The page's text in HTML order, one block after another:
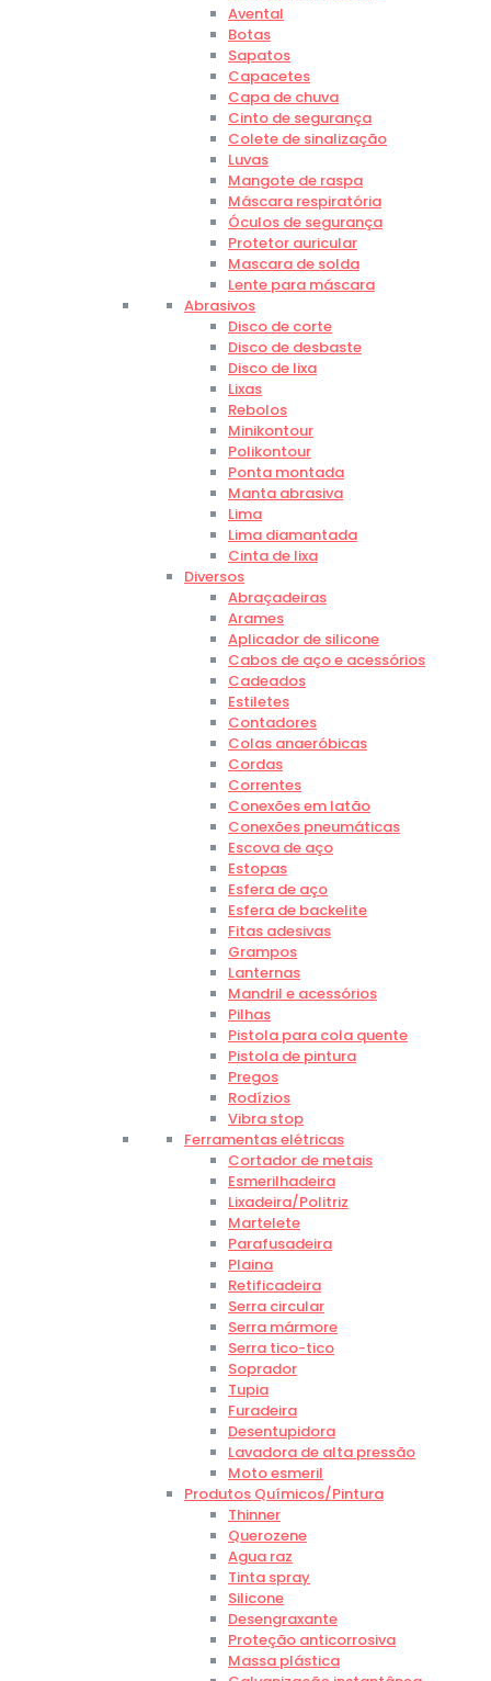
Avental
Botas
Sapatos
Capacetes
Capa de chuva
Cinto de segurança
Colete de sinalização
Luvas
Mangote de raspa
Máscara respiratória
Óculos de segurança
Protetor auricular
Mascara de solda
Lente para máscara
Abrasivos
Disco de corte
Disco de desbaste
Disco de lixa
Lixas
Rebolos
Minikontour
Polikontour
Ponta montada
Manta abrasiva
Lima
Lima diamantada
Cinta de lixa
Diversos
Abraçadeiras
Arames
Aplicador de silicone
Cabos de aço e acessórios
Cadeados
Estiletes
Contadores
Colas anaeróbicas
Cordas
Correntes
Conexões em latão
Conexões pneumáticas
Escova de aço
Estopas
Esfera de aço
Esfera de backelite
Fitas adesivas
Grampos
Lanternas
Mandril e acessórios
Pilhas
Pistola para cola quente
Pistola de pintura
Pregos
Rodízios
Vibra stop
Ferramentas elétricas
Cortador de metais
Esmerilhadeira
Lixadeira/Politriz
Martelete
Parafusadeira
Plaina
Retificadeira
Serra circular
Serra mármore
Serra tico-tico
Soprador
Tupia
Furadeira
Desentupidora
Lavadora de alta pressão
Moto esmeril
Produtos Químicos/Pintura
Thinner
Querozene
Agua raz
Tinta spray
Silicone
Desengraxante
Proteção anticorrosiva
Massa plástica